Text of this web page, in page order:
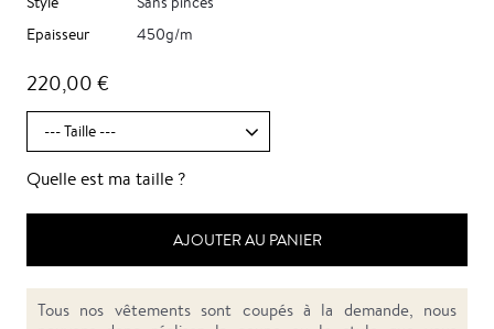
Epaisseur
450g/m
220,00 €
Quelle est ma taille ?
AJOUTER AU PANIER
Tous nos vêtements sont coupés à la demande, nous